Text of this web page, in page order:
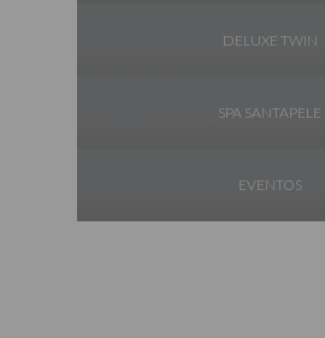
DELUXE TWIN
SPA SANTAPELE
EVENTOS